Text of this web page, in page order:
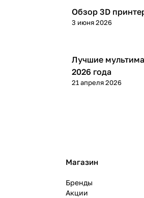
3D принтеры
Обзор 3D
3 июня 2026
3D принтеры
Лучшие
2026 года
21 апреля 2026
Магазин
Бренды
Акции